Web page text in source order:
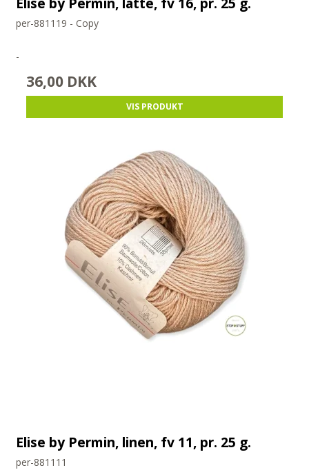
per-881119 - Copy
-
36,00 DKK
VIS PRODUKT
Elise by Permin, linen, fv 11, pr. 25 g.
per-881111